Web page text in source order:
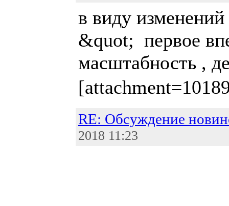
в виду
&quot; первое
масштабность ,
RE: Обсуждение
2018 11:23